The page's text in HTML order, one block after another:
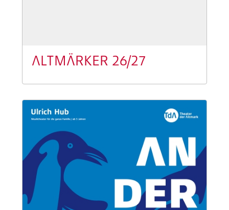
ALTMÄRKER 26/27